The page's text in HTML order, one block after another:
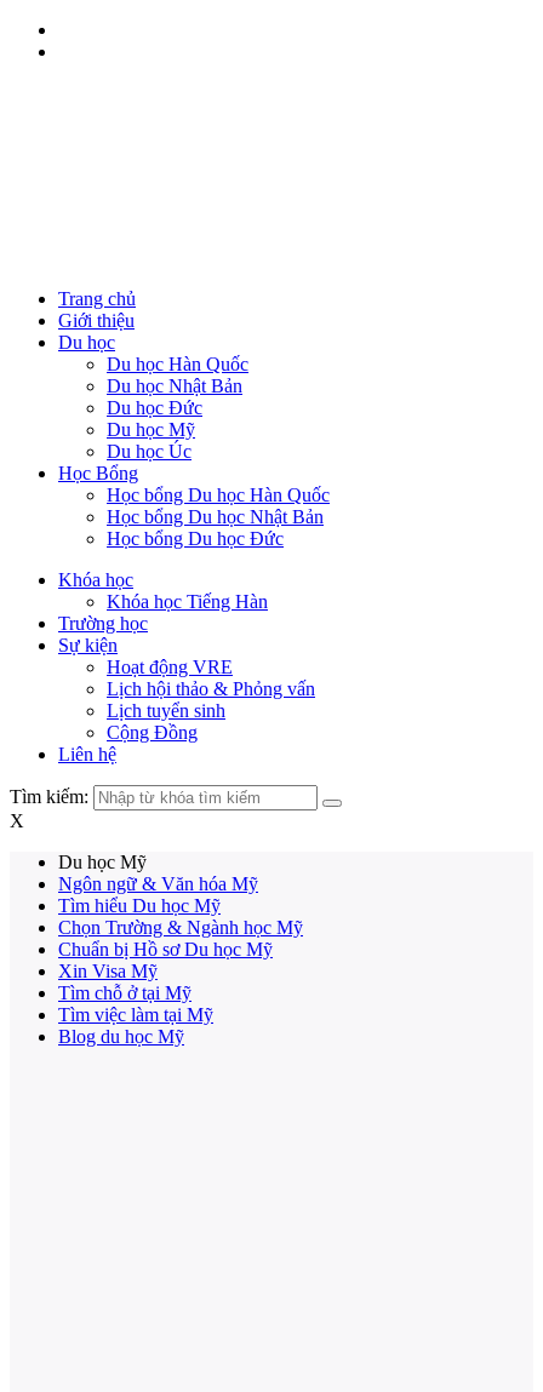
Trang chủ
Giới thiệu
Du học
Du học Hàn Quốc
Du học Nhật Bản
Du học Đức
Du học Mỹ
Du học Úc
Học Bổng
Học bổng Du học Hàn Quốc
Học bổng Du học Nhật Bản
Học bổng Du học Đức
Khóa học
Khóa học Tiếng Hàn
Trường học
Sự kiện
Hoạt động VRE
Lịch hội thảo & Phỏng vấn
Lịch tuyển sinh
Cộng Đồng
Liên hệ
Tìm kiếm:
X
Du học Mỹ
Ngôn ngữ & Văn hóa Mỹ
Tìm hiểu Du học Mỹ
Chọn Trường & Ngành học Mỹ
Chuẩn bị Hồ sơ Du học Mỹ
Xin Visa Mỹ
Tìm chỗ ở tại Mỹ
Tìm việc làm tại Mỹ
Blog du học Mỹ